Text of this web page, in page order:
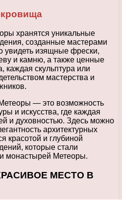
хранятся уникальные
созданные мастерами
увидеть изящные фрески,
и камню, а также ценные
каждая скульптура или
мастерства и
— это возможность
и искусства, где каждая
и духовностью. Здесь можно
архитектурных
красотой и глубиной
которые стали
монастырей Метеоры.
МЕСТО В